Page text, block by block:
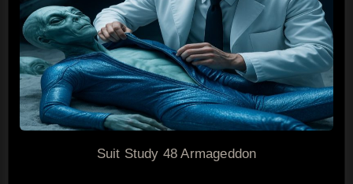
Suit Study 48 Armageddon